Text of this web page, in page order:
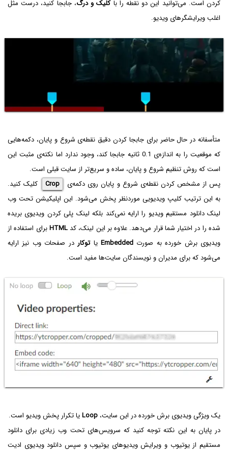
کردن است. می‌توانید این دو نقطه را باکلیک و درگ، جابجا کنید، درست مثل
اغلب ویرایشگرهای ویدیو.
متأسفانه در حال حاضر برای جابجا کردن دقیق نقطه‌ی شروع و پایان، دکمه‌هایی
که موقعیت را به اندازه‌ی 0.1 ثانیه جابجا کند، وجود ندارد اما نکته‌ی مثبت این
است که روش تنظیم شروع و پایان، ساده و سریع‌تر از سایت قبلی است.
پس از مشخص کردن نقطه‌ی شروع و پایان روی دکمه‌ی
Crop
کلیک کنید.
به این ترتیب کلیپ ویدیویی موردنظر پخش می‌شود. این اپلیکیشن تحت وب
لینک دانلود مستقیم ویدیو را ارایه نمی‌کند بلکه لینک پلی کردن ویدیوی بریده
شده را در اختیار شما قرار می‌دهد. علاوه بر این لینک، کدHTMLبرای استفاده از
ویدیوی برش خورده به صورتEmbedded یاتوکار در صفحات وب نیز ارایه
می‌شود که برای مدیران و نویسندگان سایت‌ها مفید است.
یک ویژگی ویدیوی برش خورده در این سایت، Loop‌یا تکرار پخش ویدیو است.
در پایان به این نکته توجه کنید که سرویس‌های تحت وب زیادی برای دانلود
مستقیم از یوتیوب و ویرایش ویدیوهای یوتیوب و سپس دانلود ویدیوی ادیت